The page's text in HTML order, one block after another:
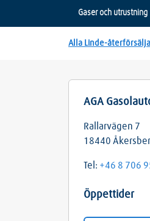
Gaser och utrustning
Alla Linde-
AGA
Rallarvägen 7
18440
Tel: +46 8 706
Öppettider